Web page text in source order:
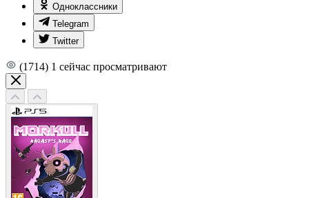
Одноклассники
Telegram
Twitter
(1714) 1 сейчас просматривают